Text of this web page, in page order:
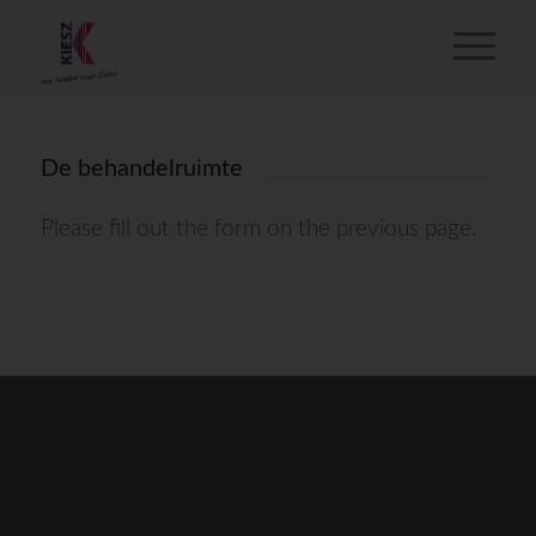
De behandelruimte
Please fill out the form on the previous page.